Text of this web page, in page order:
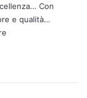
Con
e qualità…